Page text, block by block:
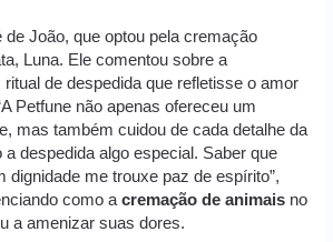
de João, que optou pela cremação
Luna. Ele comentou sobre a
de despedida que refletisse o amor
Petfune não apenas ofereceu um
mas também cuidou de cada detalhe da
a despedida algo especial. Saber que
dignidade me trouxe paz de espírito”,
como acremação de animais no
a amenizar suas dores.